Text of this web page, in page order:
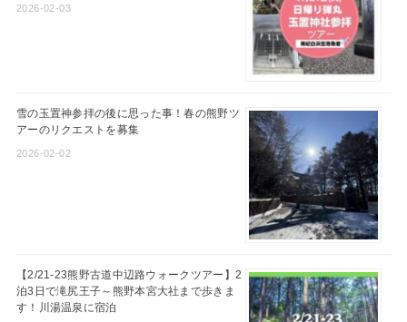
2026-02-03
雪の玉置神参拝の後に思った事！春の熊野ツ
アーのリクエストを募集
2026-02-02
【2/21-23熊野古道中辺路ウォークツアー】2
泊3日で滝尻王子～熊野本宮大社まで歩きま
す！川湯温泉に宿泊